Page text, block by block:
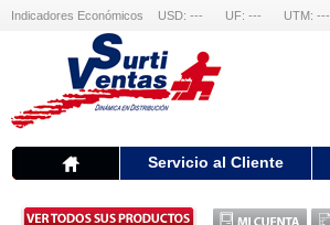
Indicadores Económicos USD: --- UF: --- UTM: ---
Servicio al Cliente